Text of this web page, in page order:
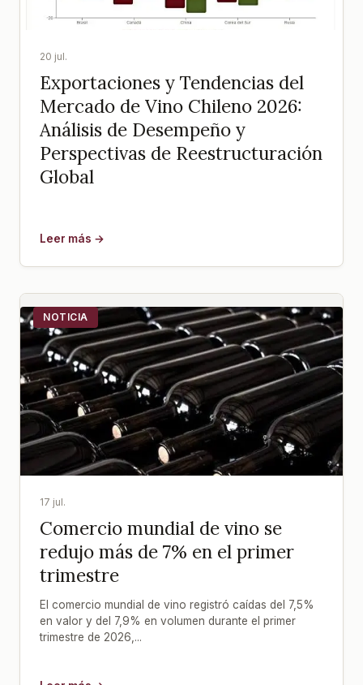
20 jul.
Exportaciones y Tendencias del
Mercado de Vino Chileno 2026:
Análisis de Desempeño y
Perspectivas de Reestructuración
Global
Leer más →
NOTICIA
17 jul.
Comercio mundial de vino se
redujo más de 7% en el primer
trimestre
El comercio mundial de vino registró caídas del 7,5%
en valor y del 7,9% en volumen durante el primer
trimestre de 2026,...